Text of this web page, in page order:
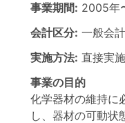
事業期間: 2005年
会計区分: 一般会計
実施方法: 直接実施
事業の目的
化学器材の維持に
し、器材の可動状